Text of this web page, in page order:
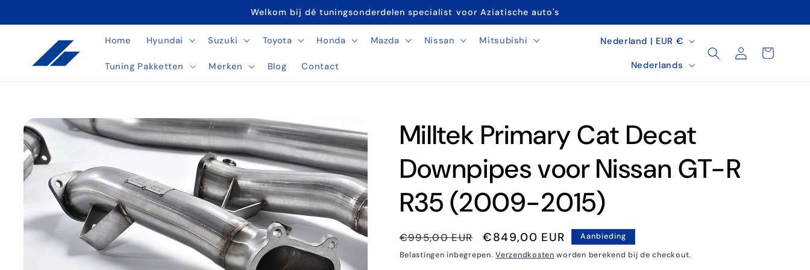
content
Welkom bij dé tuningsonderdelen specialist voor Aziatische auto's
Home Hyundai Suzuki Toyota Honda Mazda Nissan Mitsubishi
Tuning Pakketten Merken Blog Contact
L
r
e
g
i
o
Nederland | EUR €
TNederlands
Inloggen
Winkelwagen
Ga direct naar
productinformatie
Milltek Primary Cat Decat
Downpipes voor Nissan GT-R
R35 (2009-2015)
Normale
prijs
€995,00 EUR Aanbiedingsprijs
€849,00 EUR
Aanbieding
Belastingen inbegrepen.Verzendkosten worden berekend bij de checkout.